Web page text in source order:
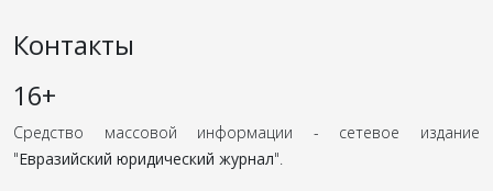
Контакты
16+
Средство массовой информации - сетевое издание
"Евразийский юридический журнал".